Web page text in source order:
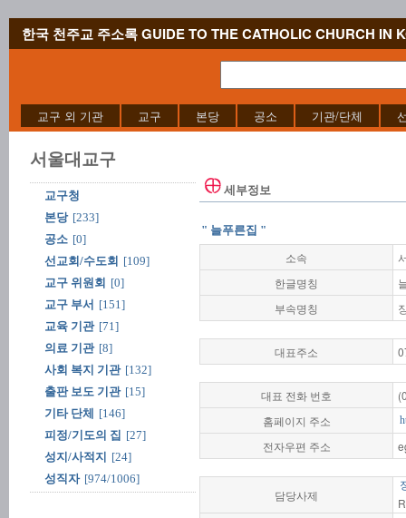
한국 천주교 주소록 GUIDE TO THE CATHOLIC CHURCH IN
교구 외 기관 교구 본당 공소 기관/단체
서울대교구
교구청
본당 [233]
공소 [0]
선교회/수도회 [109]
교구 위원회 [0]
교구 부서 [151]
교육 기관 [71]
의료 기관 [8]
사회 복지 기관 [132]
출판 보도 기관 [15]
기타 단체
[146]
피정/기도의 집 [27]
성지/사적지
[24]
성직자 [974/1006]
세부정보
" 늘푸른집 "
소속
한글명칭
부속명칭
대표주소
대표 전화 번호
홈페이지 주소
전자우편 주소
담당사제